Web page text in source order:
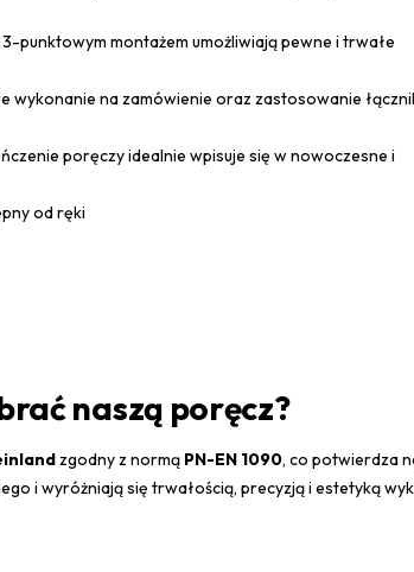
punktowym montażem umożliwiają pewne i trwałe
wykonanie na zamówienie oraz zastosowanie
poręczy idealnie wpisuje się w nowoczesne i
od ręki
naszą poręcz?
zgodny z normą PN-EN 1090, co potwierdza
i wyróżniają się trwałością, precyzją i estetyką